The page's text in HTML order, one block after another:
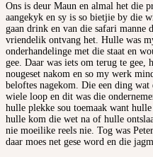
Ons is deur Maun en almal het die
aangekyk en sy is so bietjie by die
gaan drink en van die safari manne
vriendelik ontvang het. Hulle was
onderhandelinge met die staat en
gee. Daar was iets om terug te gee,
nougeset nakom en so my werk
beloftes nagekom. Die een ding wat
wiele loop en dit was die
hulle plekke sou toemaak want
hulle kom die wet na of hulle
nie moeilike reels nie. Tog was
daar moes net gese word en die